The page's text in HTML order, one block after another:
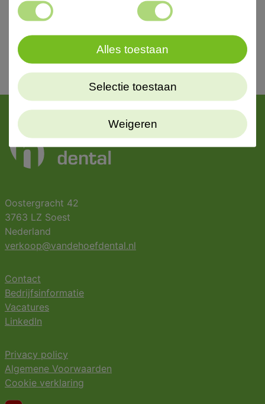
Oostergracht 42
3763 LZ Soest
Nederland
verkoop@vandehoefdental.nl
Contact
Bedrijfsinformatie
Vacatures
LinkedIn
Privacy policy
Algemene Voorwaarden
Cookie verklaring
Weigeren
Selectie toestaan
Alles toestaan